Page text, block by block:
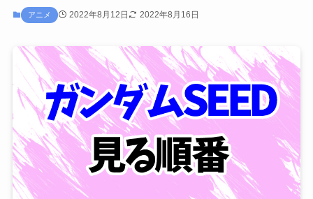
アニメ 2022年8月12日 2022年8月16日